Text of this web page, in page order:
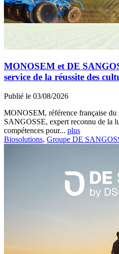
MONOSEM et DE
service de la réussite des
Publié le 03/08/2026
MONOSEM, référence française du
SANGOSSE, expert reconnu de la
compétences pour... plus
Biosolutions, Groupe DE